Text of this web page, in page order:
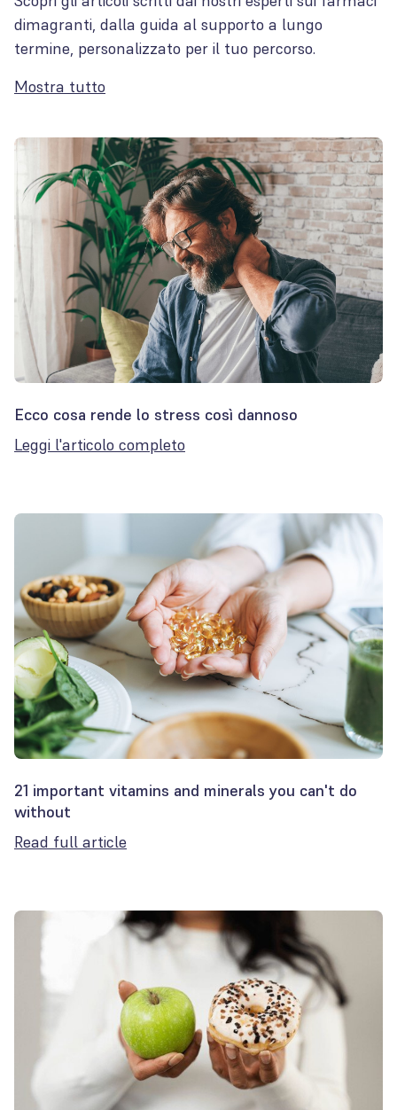
dimagranti, dalla guida al supporto a lungo
termine, personalizzato per il tuo percorso.
Mostra tutto
Ecco cosa rende lo stress così dannoso
Leggi l'articolo completo
21 important vitamins and minerals you can't do
without
Read full article